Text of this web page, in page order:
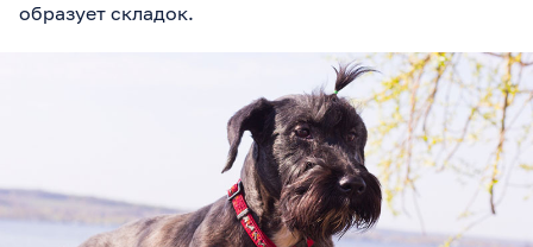
образует складок.